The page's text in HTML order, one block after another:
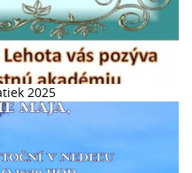
2025